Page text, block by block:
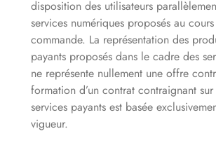
disposition des utilisateurs
services numériques proposés au
commande. La représentation des
payants proposés dans le cadre des
ne représente nullement une offre
formation d’un contrat contraignant
services payants est basée
vigueur.